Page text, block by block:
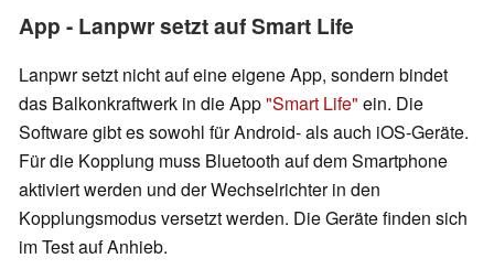
App - Lanpwr setzt auf Smart Life
Lanpwr setzt nicht auf eine eigene App, sondern bindet
das Balkonkraftwerk in die App"Smart Life" ein. Die
Software gibt es sowohl für Android- als auch iOS-Geräte.
Für die Kopplung muss Bluetooth auf dem Smartphone
aktiviert werden und der Wechselrichter in den
Kopplungsmodus versetzt werden. Die Geräte finden sich
im Test auf Anhieb.